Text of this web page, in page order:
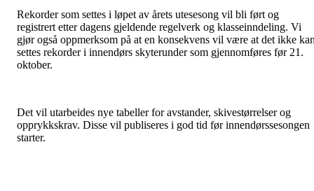
Rekorder som settes i løpet av årets utesesong vil bli ført og
registrert etter dagens gjeldende regelverk og klasseinndeling. Vi
gjør også oppmerksom på at en konsekvens vil være at det ikke
settes rekorder i innendørs skyterunder som gjennomføres før 21.
oktober.
Det vil utarbeides nye tabeller for avstander, skivestørrelser og
opprykkskrav. Disse vil publiseres i god tid før innendørssesongen
starter.